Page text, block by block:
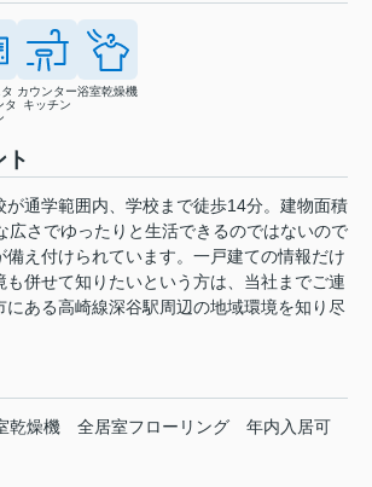
タ
カウンター
キッチン
浴室乾燥機
ト
が通学範囲内、学校まで徒歩14分。建物面積
広さでゆったりと生活できるのではないので
備え付けられています。一戸建ての情報だけ
も併せて知りたいという方は、当社までご連
にある高崎線深谷駅周辺の地域環境を知り尽
乾燥機 全居室フローリング
年内入居可